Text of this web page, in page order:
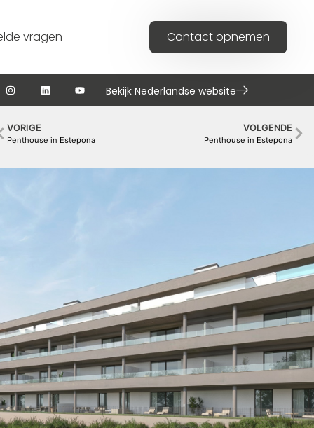
vragen Contact opnemen
Bekijk Nederlandse website
VORIGE
Penthouse in Estepona
VOLGENDE
Penthouse in Estepona